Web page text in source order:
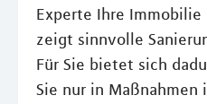
Experte Ihre
zeigt sinnvolle
Für Sie bietet sich
Sie nur in Maßnahmen